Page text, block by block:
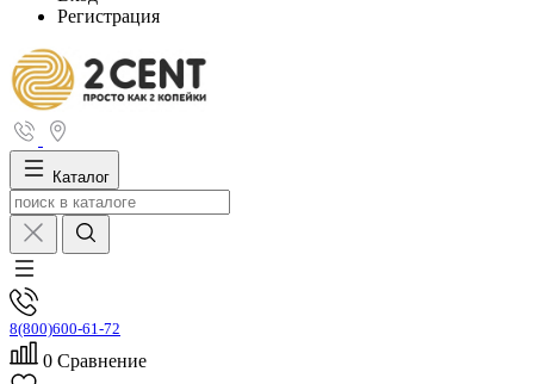
Регистрация
Каталог
8(800)600-61-72
0 Сравнение